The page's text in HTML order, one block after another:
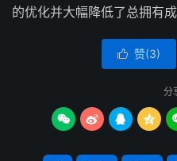
的优化并大幅降低了总拥有
 赞(3)
分
   